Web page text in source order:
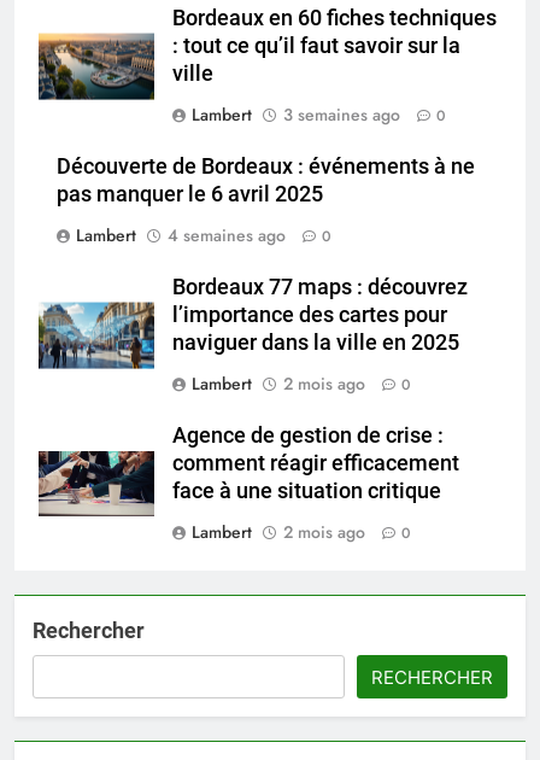
Bordeaux en 60 fiches techniques
: tout ce qu’il faut savoir sur la
ville
Lambert
3 semaines ago 0
Découverte de Bordeaux : événements à ne
pas manquer le 6 avril 2025
Lambert
4 semaines ago 0
Bordeaux 77 maps : découvrez
l’importance des cartes pour
naviguer dans la ville en 2025
Lambert
2 mois ago 0
Agence de gestion de crise :
comment réagir efficacement
face à une situation critique
Lambert
2 mois ago 0
Rechercher
RECHERCHER